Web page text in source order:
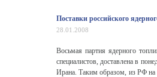
Поставки российского
28.01.2008
Восьмая партия ядерного
специалистов, доставлена в
Ирана. Таким образом, из РФ на